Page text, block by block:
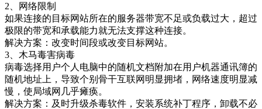
2、网络限制
如果连接的目标网站所在的服务器带宽不足或负载过大，超过
极限的带宽和承载能力就无法支撑这种连接。
解决方案：改变时间段或改变目标网站。
3、木马毒害病毒
病毒选择用户个人电脑中的随机文档附加在用户机器通讯簿的
随机地址上，导致个别骨干互联网明显拥堵，网络速度明显减
慢，使局域网几乎瘫痪。
解决方案：及时升级杀毒软件，安装系统补丁程序，卸载不必